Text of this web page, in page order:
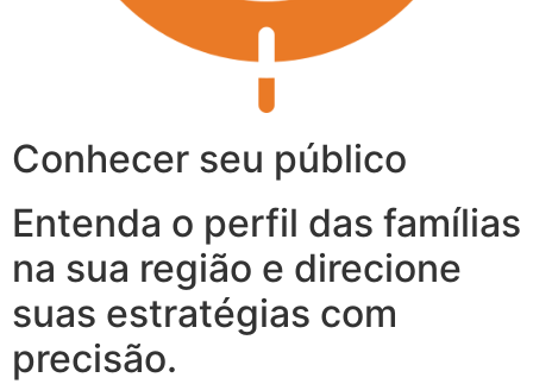
Conhecer seu público
Entenda o perfil das famílias
na sua região e direcione
suas estratégias com
precisão.